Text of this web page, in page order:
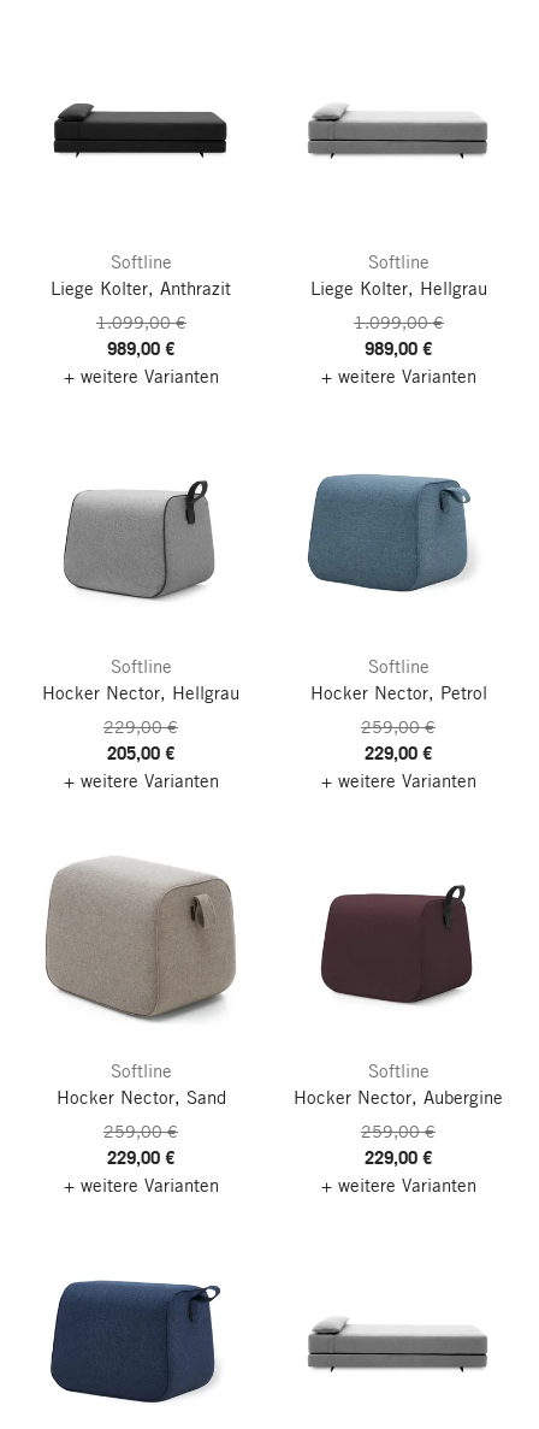
Softline
Liege Kolter, Anthrazit
1.099,00 €
989,00 €
+ weitere Varianten
Softline
Liege Kolter, Hellgrau
1.099,00 €
989,00 €
+ weitere Varianten
Softline
Hocker Nector, Hellgrau
229,00 €
205,00 €
+ weitere Varianten
Softline
Hocker Nector, Petrol
259,00 €
229,00 €
+ weitere Varianten
Softline
Hocker Nector, Sand
259,00 €
229,00 €
+ weitere Varianten
Softline
Hocker Nector, Aubergine
259,00 €
229,00 €
+ weitere Varianten